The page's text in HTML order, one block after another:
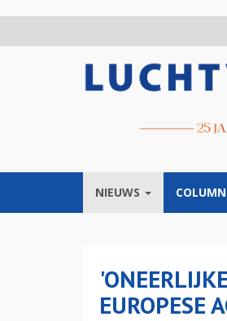
NIEUWS
EUROPESE